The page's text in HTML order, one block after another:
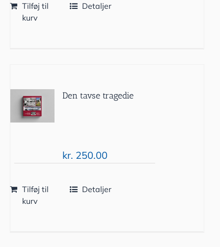
Tilføj til
kurv
Detaljer
Den tavse tragedie
kr. 250.00
Tilføj til
kurv
Detaljer